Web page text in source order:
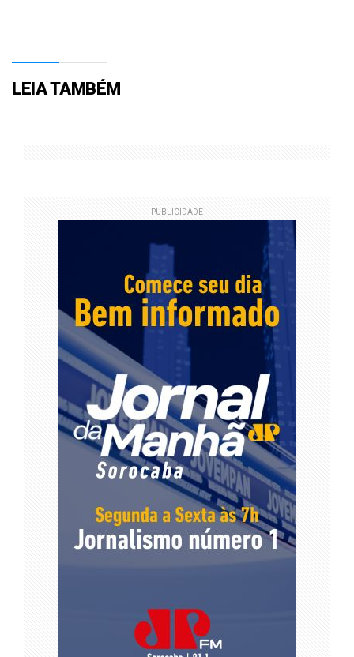
LEIA TAMBÉM
PUBLICIDADE